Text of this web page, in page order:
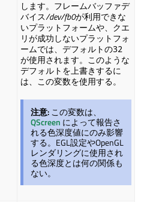
します。フレームバッファデ
バイス/dev/fb0が利用できな
いプラットフォームや、クエ
リが成功しないプラットフォ
ームでは、デフォルトの32
が使用されます。このような
デフォルトを上書きするに
は、この変数を使用する。
注意:この変数は、
QScreen によって報告さ
れる色深度値にのみ影響
する。EGL設定やOpenGL
レンダリングに使用され
る色深度とは何の関係も
ない。